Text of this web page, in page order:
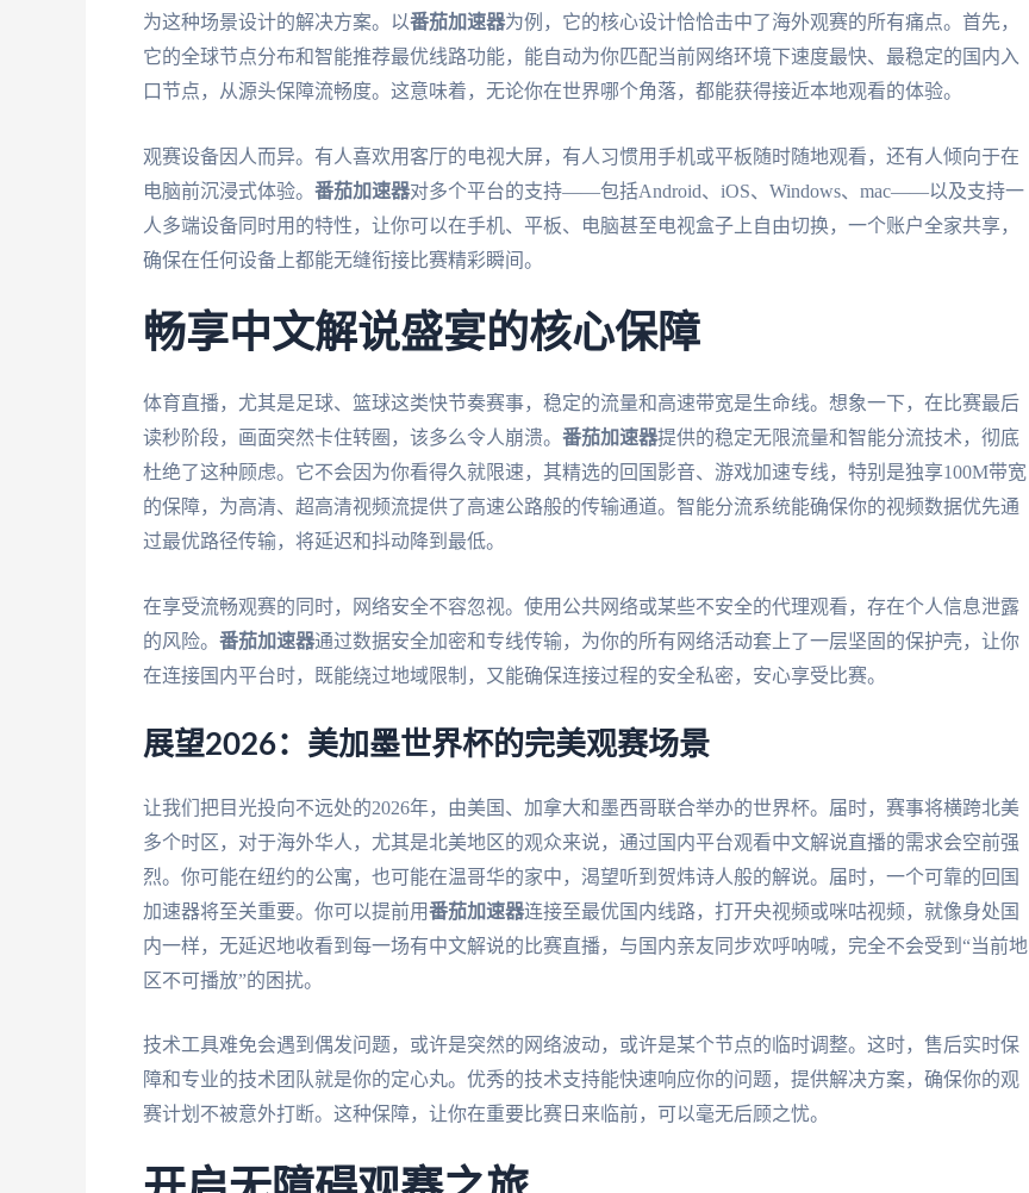
为这种场景设计的解决方案。以番茄加速器为例，它的核心设计恰恰击中了海外观赛的所有痛点。首先，
它的全球节点分布和智能推荐最优线路功能，能自动为你匹配当前网络环境下速度最快、最稳定的国内入
口节点，从源头保障流畅度。这意味着，无论你在世界哪个角落，都能获得接近本地观看的体验。
观赛设备因人而异。有人喜欢用客厅的电视大屏，有人习惯用手机或平板随时随地观看，还有人倾向于在
电脑前沉浸式体验。 番茄加速器对多个平台的支持——包括Android、iOS、Windows、mac——以及支持一
人多端设备同时用的特性，让你可以在手机、平板、电脑甚至电视盒子上自由切换，一个账户全家共享，
确保在任何设备上都能无缝衔接比赛精彩瞬间。
畅享中文解说盛宴的核心保障
体育直播，尤其是足球、篮球这类快节奏赛事，稳定的流量和高速带宽是生命线。想象一下，在比赛最后
读秒阶段，画面突然卡住转圈，该多么令人崩溃。 番茄加速器提供的稳定无限流量和智能分流技术，彻底
杜绝了这种顾虑。它不会因为你看得久就限速，其精选的回国影音、游戏加速专线，特别是独享100M带宽
的保障，为高清、超高清视频流提供了高速公路般的传输通道。智能分流系统能确保你的视频数据优先通
过最优路径传输，将延迟和抖动降到最低。
在享受流畅观赛的同时，网络安全不容忽视。使用公共网络或某些不安全的代理观看，存在个人信息泄露
的风险。 番茄加速器通过数据安全加密和专线传输，为你的所有网络活动套上了一层坚固的保护壳，让你
在连接国内平台时，既能绕过地域限制，又能确保连接过程的安全私密，安心享受比赛。
展望2026：美加墨世界杯的完美观赛场景
让我们把目光投向不远处的2026年，由美国、加拿大和墨西哥联合举办的世界杯。届时，赛事将横跨北美
多个时区，对于海外华人，尤其是北美地区的观众来说，通过国内平台观看中文解说直播的需求会空前强
烈。你可能在纽约的公寓，也可能在温哥华的家中，渴望听到贺炜诗人般的解说。届时，一个可靠的回国
加速器将至关重要。你可以提前用番茄加速器连接至最优国内线路，打开央视频或咪咕视频，就像身处国
内一样，无延迟地收看到每一场有中文解说的比赛直播，与国内亲友同步欢呼呐喊，完全不会受到“当前地
区不可播放”的困扰。
技术工具难免会遇到偶发问题，或许是突然的网络波动，或许是某个节点的临时调整。这时，售后实时保
障和专业的技术团队就是你的定心丸。优秀的技术支持能快速响应你的问题，提供解决方案，确保你的观
赛计划不被意外打断。这种保障，让你在重要比赛日来临前，可以毫无后顾之忧。